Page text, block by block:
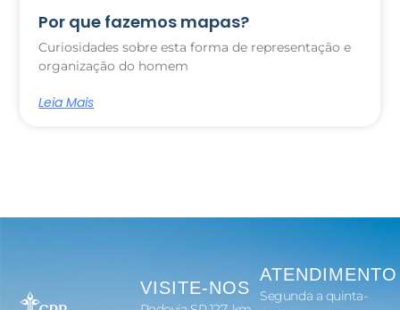
Por que fazemos mapas?
Curiosidades sobre esta forma de representação e
organização do homem
Leia Mais
VISITE-NOS
ATENDIMENTO
Segunda a quinta-